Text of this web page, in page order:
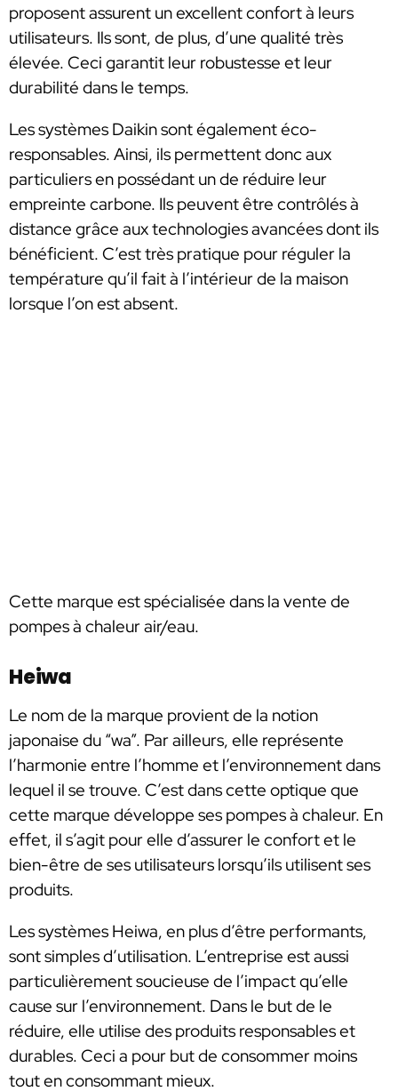
proposent assurent un excellent confort à leurs
utilisateurs. Ils sont, de plus, d’une qualité très
élevée. Ceci garantit leur robustesse et leur
durabilité dans le temps.
Les systèmes Daikin sont également éco-
responsables. Ainsi, ils permettent donc aux
particuliers en possédant un de réduire leur
empreinte carbone. Ils peuvent être contrôlés à
distance grâce aux technologies avancées dont ils
bénéficient. C’est très pratique pour réguler la
température qu’il fait à l’intérieur de la maison
lorsque l’on est absent.
Cette marque est spécialisée dans la vente de
pompes à chaleur air/eau.
Heiwa
Le nom de la marque provient de la notion
japonaise du “wa”. Par ailleurs, elle représente
l’harmonie entre l’homme et l’environnement dans
lequel il se trouve. C’est dans cette optique que
cette marque développe ses pompes à chaleur. En
effet, il s’agit pour elle d’assurer le confort et le
bien-être de ses utilisateurs lorsqu’ils utilisent ses
produits.
Les systèmes Heiwa, en plus d’être performants,
sont simples d’utilisation. L’entreprise est aussi
particulièrement soucieuse de l’impact qu’elle
cause sur l’environnement. Dans le but de le
réduire, elle utilise des produits responsables et
durables. Ceci a pour but de consommer moins
tout en consommant mieux.